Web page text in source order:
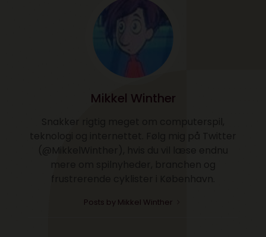
Mikkel Winther
Posts by Mikkel Winther